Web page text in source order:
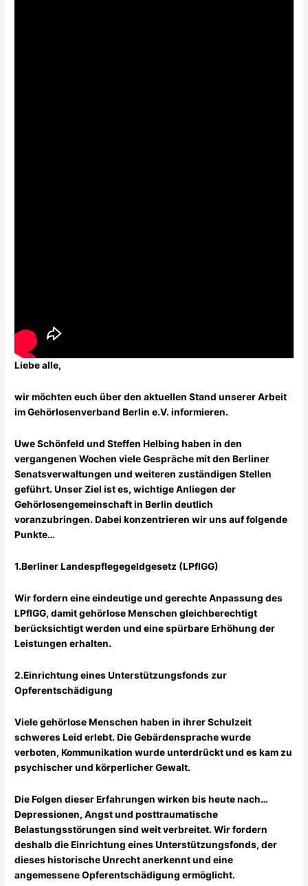
Liebe alle,
wir möchten euch über den aktuellen Stand unserer Arbeit
im Gehörlosenverband Berlin e.V. informieren.
Uwe Schönfeld und Steffen Helbing haben in den
vergangenen Wochen viele Gespräche mit den Berliner
Senatsverwaltungen und weiteren zuständigen Stellen
geführt. Unser Ziel ist es, wichtige Anliegen der
Gehörlosengemeinschaft in Berlin deutlich
voranzubringen. Dabei konzentrieren wir uns auf folgende
Punkte…
1.Berliner Landespflegegeldgesetz (LPflGG)
Wir fordern eine eindeutige und gerechte Anpassung des
LPflGG, damit gehörlose Menschen gleichberechtigt
berücksichtigt werden und eine spürbare Erhöhung der
Leistungen erhalten.
2.Einrichtung eines Unterstützungsfonds zur
Opferentschädigung
Viele gehörlose Menschen haben in ihrer Schulzeit
schweres Leid erlebt. Die Gebärdensprache wurde
verboten, Kommunikation wurde unterdrückt und es kam zu
psychischer und körperlicher Gewalt.
Die Folgen dieser Erfahrungen wirken bis heute nach…
Depressionen, Angst und posttraumatische
Belastungsstörungen sind weit verbreitet. Wir fordern
deshalb die Einrichtung eines Unterstützungsfonds, der
dieses historische Unrecht anerkennt und eine
angemessene Opferentschädigung ermöglicht.